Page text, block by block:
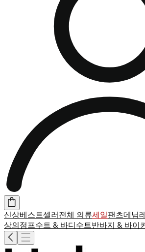
신상베스트셀러전체 의류세일팬츠데님
상의점프수트 & 바디수트반바지 & 바이